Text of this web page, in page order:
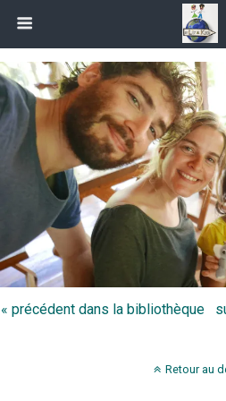
« précédent dans la bibliothèque
Retour au